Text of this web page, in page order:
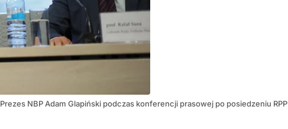
Prezes NBP Adam Glapiński podczas konferencji prasowej po posiedzeniu RPP